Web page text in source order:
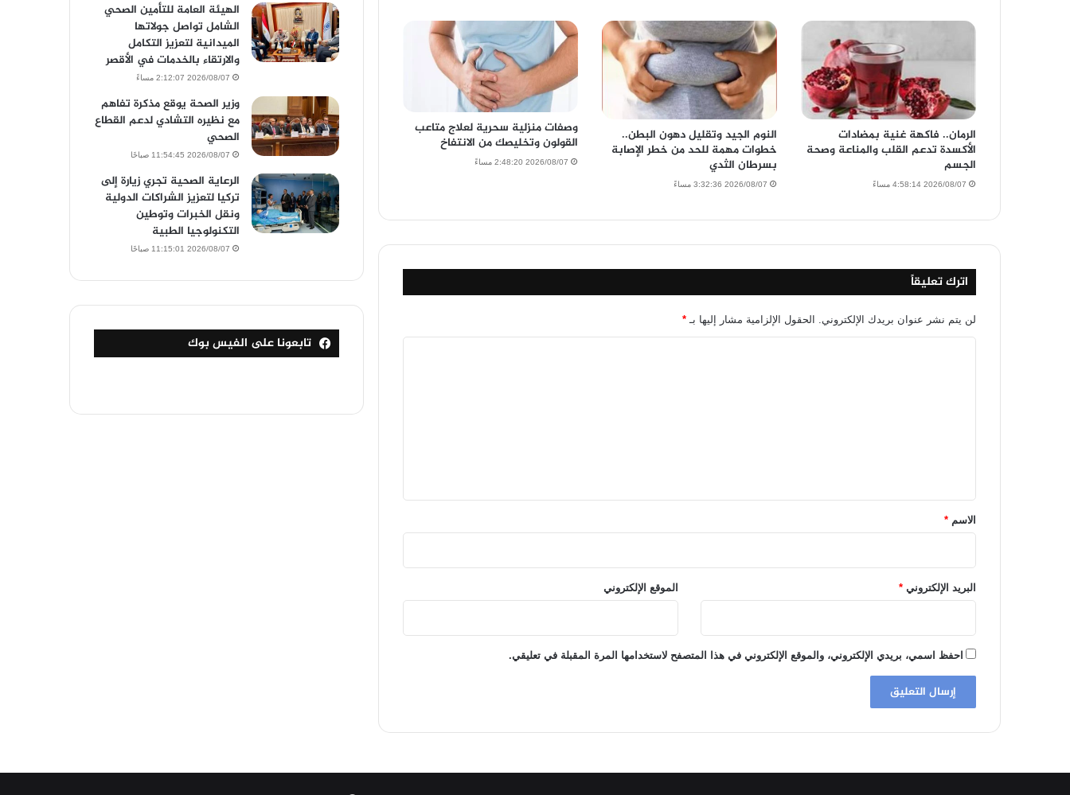
الرمان.. فاكهة غنية بمضادات
الأكسدة تدعم القلب والمناعة وصحة
الجسم
2026/08/07 4:58:14 مساءً
النوم الجيد وتقليل دهون البطن..
خطوات مهمة للحد من خطر الإصابة
بسرطان الثدي
2026/08/07 3:32:36 مساءً
وصفات منزلية سحرية لعلاج متاعب
القولون وتخليصك من الانتفاخ
2026/08/07 2:48:20 مساءً
اترك تعليقاً
لن يتم نشر عنوان بريدك الإلكتروني. الحقول الإلزامية مشار إليها بـ *
*الاسم *
البريد الإلكتروني * الموقع الإلكتروني
احفظ اسمي، بريدي الإلكتروني، والموقع الإلكتروني في هذا المتصفح لاستخدامها المرة المقبلة في تعليقي.
الهيئة العامة للتأمين الصحي
الشامل تواصل جولاتها
الميدانية لتعزيز التكامل
والارتقاء بالخدمات في الأقصر
2026/08/07 2:12:07 مساءً
وزير الصحة يوقع مذكرة تفاهم
مع نظيره التشادي لدعم القطاع
الصحي
2026/08/07 11:54:45 صباحًا
الرعاية الصحية تجري زيارة إلى
تركيا لتعزيز الشراكات الدولية
ونقل الخبرات وتوطين
التكنولوجيا الطبية
2026/08/07 11:15:01 صباحًا
تابعونا على الفيس بوك